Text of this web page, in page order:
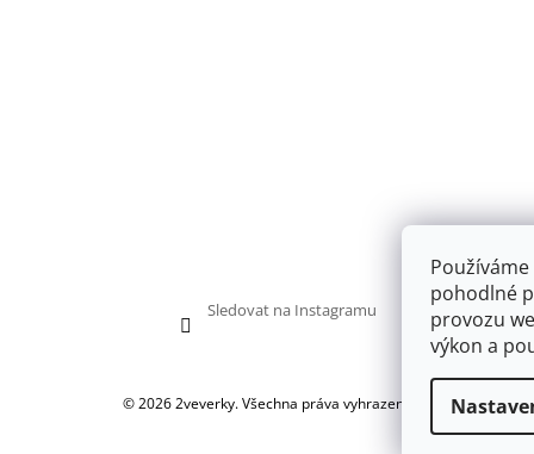
pohodlné
provozu
výkon a
Sledovat na Instagramu
© 2026 2veverky. Všechna práva vyhrazena.